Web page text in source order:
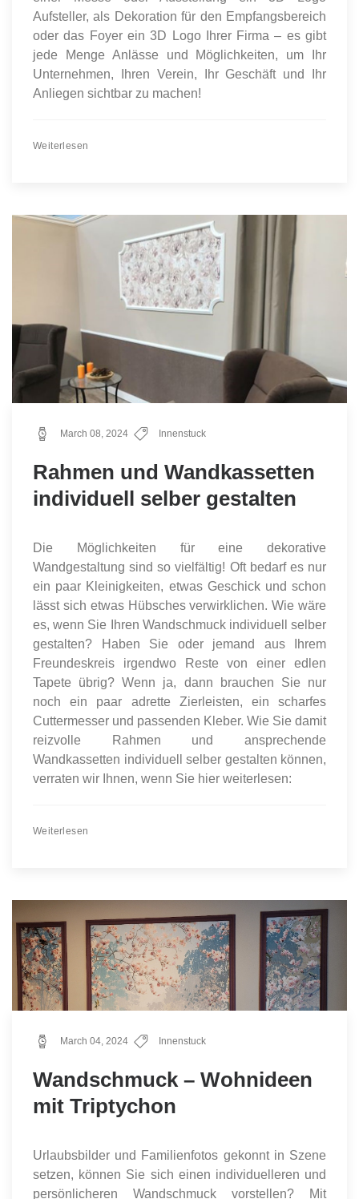
Aufsteller, als Dekoration für den Empfangsbereich
oder das Foyer ein 3D Logo Ihrer Firma – es gibt
jede Menge Anlässe und Möglichkeiten, um Ihr
Unternehmen, Ihren Verein, Ihr Geschäft und Ihr
Anliegen sichtbar zu machen!
Weiterlesen
March 08, 2024 Innenstuck
Rahmen und Wandkassetten
individuell selber gestalten
Die Möglichkeiten für eine dekorative
Wandgestaltung sind so vielfältig! Oft bedarf es nur
ein paar Kleinigkeiten, etwas Geschick und schon
lässt sich etwas Hübsches verwirklichen. Wie wäre
es, wenn Sie Ihren Wandschmuck individuell selber
gestalten? Haben Sie oder jemand aus Ihrem
Freundeskreis irgendwo Reste von einer edlen
Tapete übrig? Wenn ja, dann brauchen Sie nur
noch ein paar adrette Zierleisten, ein scharfes
Cuttermesser und passenden Kleber. Wie Sie damit
reizvolle Rahmen und ansprechende
Wandkassetten individuell selber gestalten können,
verraten wir Ihnen, wenn Sie hier weiterlesen:
Weiterlesen
March 04, 2024 Innenstuck
Wandschmuck – Wohnideen
mit Triptychon
Urlaubsbilder und Familienfotos gekonnt in Szene
setzen, können Sie sich einen individuelleren und
persönlicheren Wandschmuck vorstellen? Mit